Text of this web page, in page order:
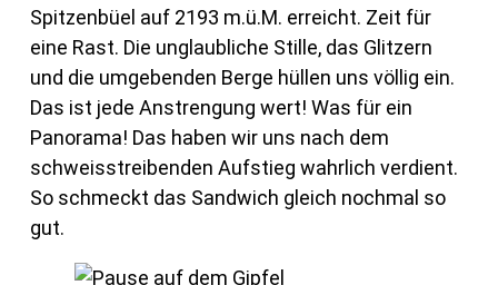
Spitzenbüel auf 2193 m.ü.M. erreicht. Zeit für
eine Rast. Die unglaubliche Stille, das Glitzern
und die umgebenden Berge hüllen uns völlig ein.
Das ist jede Anstrengung wert! Was für ein
Panorama! Das haben wir uns nach dem
schweisstreibenden Aufstieg wahrlich verdient.
So schmeckt das Sandwich gleich nochmal so
gut.